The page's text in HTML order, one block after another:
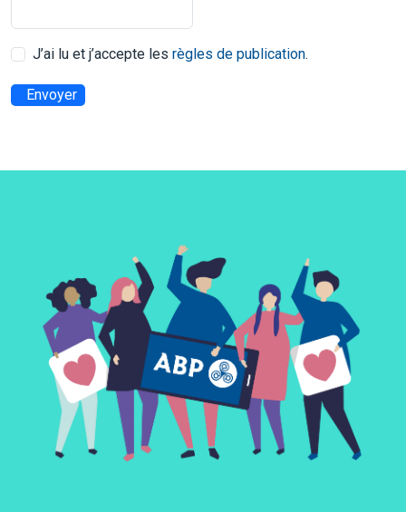
J’ai lu et j’accepte les règles de publication.
Envoyer